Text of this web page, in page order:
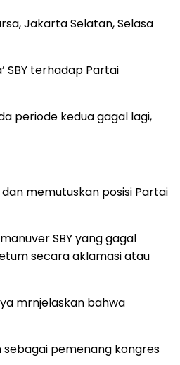
Jakarta Selatan, Selasa
SBY terhadap Partai
periode kedua gagal lagi,
memutuskan posisi Partai
SBY yang gagal
secara aklamasi atau
mrnjelaskan bahwa
sebagai pemenang kongres